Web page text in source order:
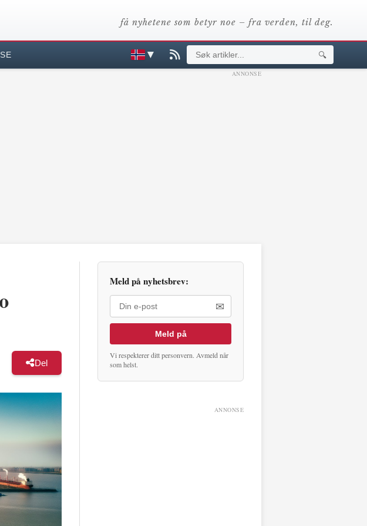
få nyhetene som betyr noe – fra verden, til deg.
▼ 🔍
ANNONSE
Del
Meld på nyhetsbrev:
✉
Meld på
Vi respekterer ditt personvern. Avmeld når
som helst.
ANNONSE